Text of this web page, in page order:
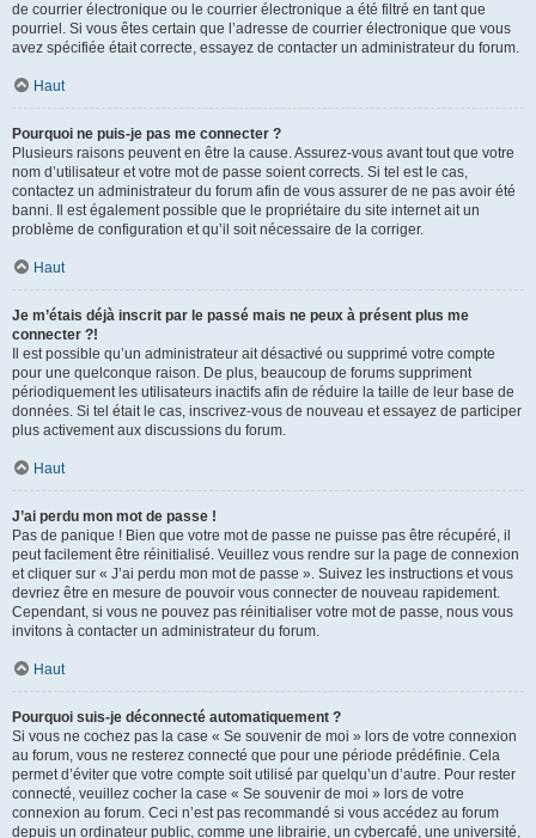
de courrier électronique ou le courrier électronique a été filtré en tant que
pourriel. Si vous êtes certain que l’adresse de courrier électronique que vous
avez spécifiée était correcte, essayez de contacter un administrateur du forum.
Haut
Pourquoi ne puis-je pas me connecter ?
Plusieurs raisons peuvent en être la cause. Assurez-vous avant tout que votre
nom d’utilisateur et votre mot de passe soient corrects. Si tel est le cas,
contactez un administrateur du forum afin de vous assurer de ne pas avoir été
banni. Il est également possible que le propriétaire du site internet ait un
problème de configuration et qu’il soit nécessaire de la corriger.
Haut
Je m’étais déjà inscrit par le passé mais ne peux à présent plus me
connecter ?!
Il est possible qu’un administrateur ait désactivé ou supprimé votre compte
pour une quelconque raison. De plus, beaucoup de forums suppriment
périodiquement les utilisateurs inactifs afin de réduire la taille de leur base de
données. Si tel était le cas, inscrivez-vous de nouveau et essayez de participer
plus activement aux discussions du forum.
Haut
J’ai perdu mon mot de passe !
Pas de panique ! Bien que votre mot de passe ne puisse pas être récupéré, il
peut facilement être réinitialisé. Veuillez vous rendre sur la page de connexion
et cliquer sur « J’ai perdu mon mot de passe ». Suivez les instructions et vous
devriez être en mesure de pouvoir vous connecter de nouveau rapidement.
Cependant, si vous ne pouvez pas réinitialiser votre mot de passe, nous vous
invitons à contacter un administrateur du forum.
Haut
Pourquoi suis-je déconnecté automatiquement ?
Si vous ne cochez pas la case « Se souvenir de moi » lors de votre connexion
au forum, vous ne resterez connecté que pour une période prédéfinie. Cela
permet d’éviter que votre compte soit utilisé par quelqu’un d’autre. Pour rester
connecté, veuillez cocher la case « Se souvenir de moi » lors de votre
connexion au forum. Ceci n’est pas recommandé si vous accédez au forum
depuis un ordinateur public, comme une librairie, un cybercafé, une université,